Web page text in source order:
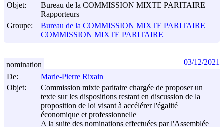
Objet:
Bureau de la COMMISSION MIXTE PARITAIRE
Rapporteurs
Groupe:
Bureau de la COMMISSION MIXTE PARITAIRE
COMMISSION MIXTE PARITAIRE
De:
Marie-Pierre Rixain
Objet:
Commission mixte paritaire chargée de proposer un
texte sur les dispositions restant en discussion de la
proposition de loi visant à accélérer l'égalité
économique et professionnelle
A la suite des nominations effectuées par l'Assemblée
nomination 03/12/2021